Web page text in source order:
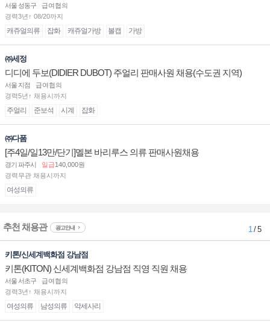
자)
서울 성동구
급여협의
경력3년↑ 08/20까지
캐쥬얼의류 잡화 캐쥬얼가방 볼캡 가방
㈜세정
디디에 두보(DIDIER DUBOT) 주얼리 판매사원 채용(수도권 지역)
서울 지점
급여협의
경력5년↑ 채용시까지
주얼리 준보석 시계 잡화
㈜다폼
[주4일/일13만/단기]멜본 바리루스 의류 판매사원채용
경기 파주시 일급140,000원
경력무관 채용시까지
여성의류
추천 채용관 광고안내 1/ 5
키톤/신세계백화점 강남점
키톤(KITON) 신세계백화점 강남점 직영 직원 채용
서울 서초구
급여협의
경력3년↑ 채용시까지
여성의류 남성의류 악세사리